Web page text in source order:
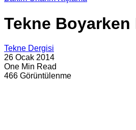
Tekne
Tekne Dergisi
26 Ocak 2014
One Min Read
466 Görüntülenme